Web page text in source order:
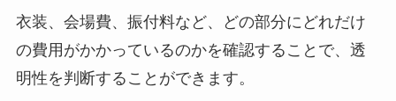
衣装、会場費、振付料など、どの部分にどれだけ
の費用がかかっているのかを確認することで、透
明性を判断することができます。